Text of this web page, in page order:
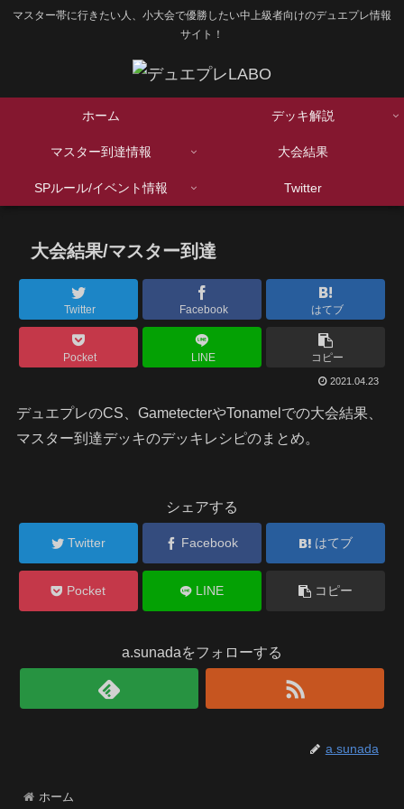
マスター帯に行きたい人、小大会で優勝したい中上級者向けのデュエプレ情報
サイト！
ホーム デッキ解説
マスター到達情報 大会結果
SPルール/イベント情報 Twitter
大会結果/マスター到達
Twitter Facebook はてブ
Pocket LINE コピー
2021.04.23
デュエプレのCS、GametecterやTonamelでの大会結果、
マスター到達デッキのデッキレシピのまとめ。
シェアする
Twitter Facebook はてブ
Pocket LINE コピー
a.sunadaをフォローする
a.sunada
ホーム